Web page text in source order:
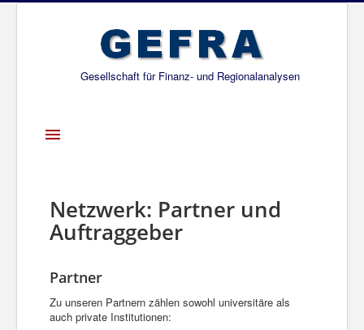
Gesellschaft für Finanz- und Regionalanalysen
Toggle
Über uns
Projekte
Gesellschafter
Netzwerk
Netzwerk: Partner und
Auftraggeber
Partner
Zu unseren Partnern zählen sowohl universitäre als
auch private Institutionen: